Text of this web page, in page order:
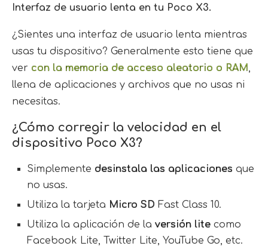
Interfaz de usuario lenta en tu Poco X3.
¿Sientes una interfaz de usuario lenta mientras
usas tu dispositivo? Generalmente esto tiene que
ver con la memoria de acceso aleatorio o RAM,
llena de aplicaciones y archivos que no usas ni
necesitas.
¿Cómo corregir la velocidad en el
dispositivo Poco X3?
Simplemente desinstala las aplicaciones que
no usas.
Utiliza la tarjeta Micro SD Fast Class 10.
Utiliza la aplicación de la versión lite como
Facebook Lite, Twitter Lite, YouTube Go, etc.